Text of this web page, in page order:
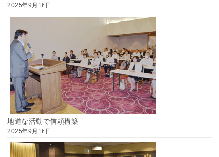
2025年9月16日
地道な活動で信頼構築
2025年9月16日